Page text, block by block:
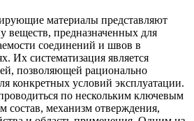
материалы представляют
веществ, предназначенных для
соединений и швов в
Их систематизация является
позволяющей рационально
конкретных условий эксплуатации.
по нескольким ключевым
механизм отверждения,